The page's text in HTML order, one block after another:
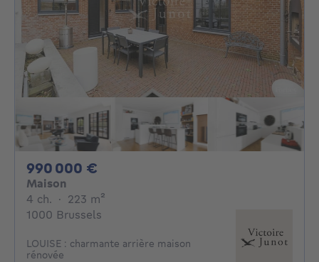
990 000 €
Maison
4 ch. 4 chambres
· 223 m²
1000 Brussels
LOUISE : charmante arrière maison
rénovée